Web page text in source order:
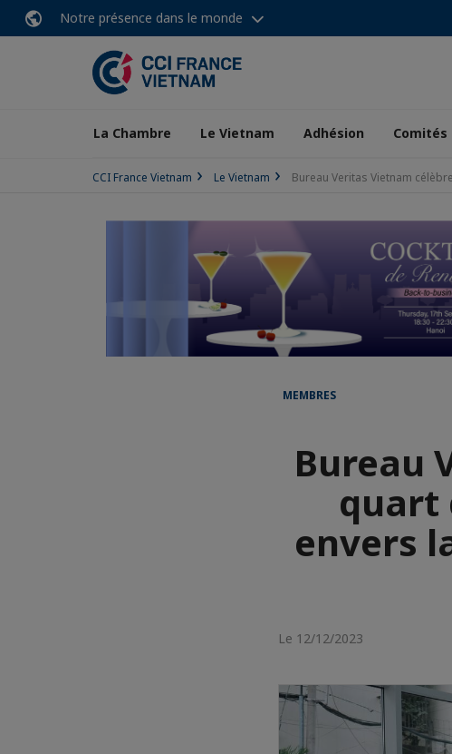
Notre présence dans le monde
La Chambre Le Vietnam Adhésion Comités
CCI France Vietnam Le Vietnam Bureau Veritas Vietnam
MEMBRES
Bureau
quart
envers
Le 12/12/2023